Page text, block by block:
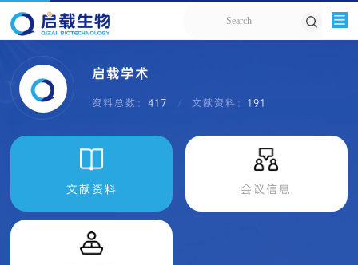
启载学术
资料总数： 417 文献资料： 191
文献资料 会议信息